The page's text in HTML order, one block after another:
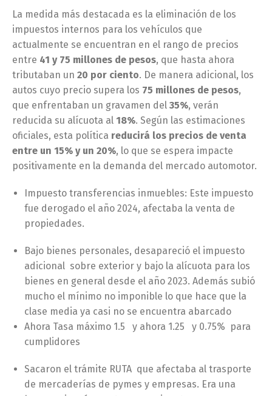
La medida más destacada es la eliminación de los
impuestos internos para los vehículos que
actualmente se encuentran en el rango de precios
entre 41 y 75 millones de pesos, que hasta ahora
tributaban un 20 por ciento. De manera adicional, los
autos cuyo precio supera los 75 millones de pesos,
que enfrentaban un gravamen del 35%, verán
reducida su alícuota al 18%. Según las estimaciones
oficiales, esta política reducirá los precios de venta
entre un 15% y un 20%, lo que se espera impacte
positivamente en la demanda del mercado automotor.
Impuesto transferencias inmuebles: Este impuesto
fue derogado el año 2024, afectaba la venta de
propiedades.
Bajo bienes personales, desapareció el impuesto
adicional sobre exterior y bajo la alícuota para los
bienes en general desde el año 2023. Además subió
mucho el mínimo no imponible lo que hace que la
clase media ya casi no se encuentra abarcado
Ahora Tasa máximo 1.5 y ahora 1.25 y 0.75% para
cumplidores
Sacaron el trámite RUTA que afectaba al trasporte
de mercaderías de pymes y empresas. Era una